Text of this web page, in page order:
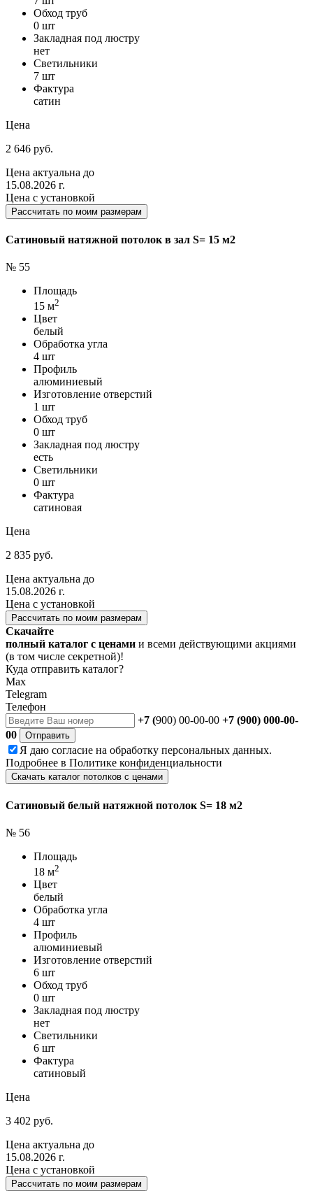
Обход труб
0 шт
Закладная под люстру
нет
Светильники
7 шт
Фактура
сатин
Цена
2 646 руб.
Цена актуальна до
15.08.2026 г.
Цена с установкой
Рассчитать по моим размерам
Сатиновый натяжной потолок в зал S= 15 м2
№ 55
Площадь
15 м2
Цвет
белый
Обработка угла
4 шт
Профиль
алюминиевый
Изготовление отверстий
1 шт
Обход труб
0 шт
Закладная под люстру
есть
Светильники
0 шт
Фактура
сатиновая
Цена
2 835 руб.
Цена актуальна до
15.08.2026 г.
Цена с установкой
Рассчитать по моим размерам
Скачайте
полный каталог с ценами и всеми действующими акциями
(в том числе секретной)!
Куда отправить каталог?
Max
Telegram
Телефон
+7 (900) 00-00-00 +7 (900) 000-00-
00
Отправить
Я даю согласие на обработку персональных данных.
Подробнее в Политике конфиденциальности
Скачать каталог потолков с ценами
Сатиновый белый натяжной потолок S= 18 м2
№ 56
Площадь
18 м2
Цвет
белый
Обработка угла
4 шт
Профиль
алюминиевый
Изготовление отверстий
6 шт
Обход труб
0 шт
Закладная под люстру
нет
Светильники
6 шт
Фактура
сатиновый
Цена
3 402 руб.
Цена актуальна до
15.08.2026 г.
Цена с установкой
Рассчитать по моим размерам